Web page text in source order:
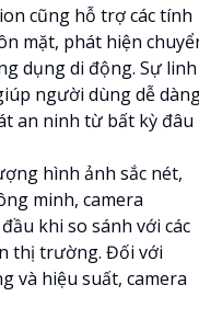
cũng hỗ trợ các tính
mặt, phát hiện
dụng di động. Sự linh
người dùng dễ
an ninh từ bất kỳ đâu
hình ảnh sắc nét,
minh, camera
khi so sánh với các
thị trường. Đối với
và hiệu suất, camera